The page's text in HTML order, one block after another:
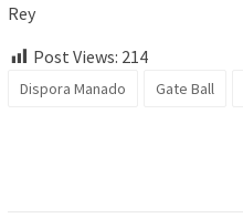
Rey
Post Views: 214
Dispora Manado Gate Ball